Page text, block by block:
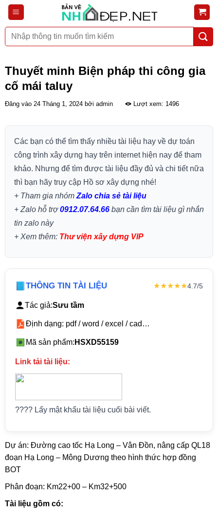
Bỏ
qua
nộiTìm
kiếm:
Thuyết minh Biện pháp thi công gia
cố mái taluy
Đăng vào 24 Tháng 1, 2024 bởi admin Lượt xem: 1496
Các bạn có thể tìm thấy nhiều tài liệu hay về dự toán
công trình xây dựng hay trên internet hiện nay để tham
khảo. Nhưng để tìm được tài liệu đầy đủ và chi tiết nữa
thì bạn hãy truy cập Hồ sơ xây dựng nhé!
+ Tham gia nhóm Zalo chia sẻ tài liệu
+ Zalo hỗ trợ0912.07.64.66bạn cần tìm tài liệu gì nhắn
tin zalo này
+ Xem thêm: Thư viện xây dựng VIP
THÔNG TIN TÀI LIỆU ★★★★★4.7/5
Tác giả:Sưu tầm
Định dạng: pdf / word / excel / cad…
Mã sản phẩm: HSXD55159
Link tải tài liệu:
???? Lấy mật khẩu tài liệu cuối bài viết.
Dự án: Đường cao tốc Hạ Long – Vân Đồn, nâng cấp QL18
đoạn Hạ Long – Mông Dương theo hình thức hợp đồng
BOT
Phân đoạn: Km22+00 – Km32+500
Tài liệu gồm có: